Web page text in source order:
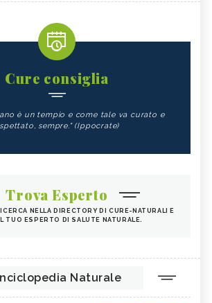
Cure consiglia
è un tempio e come tale va curato e
sempre." (Ippocrate)
Trova Esperto
NELLA DIRECTORY DI CURE-NATURALI E
TUO ESPERTO DI SALUTE NATURALE.
Naturale